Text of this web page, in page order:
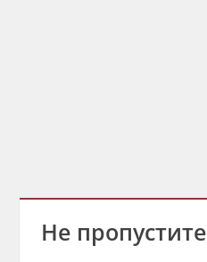
Не пропустите